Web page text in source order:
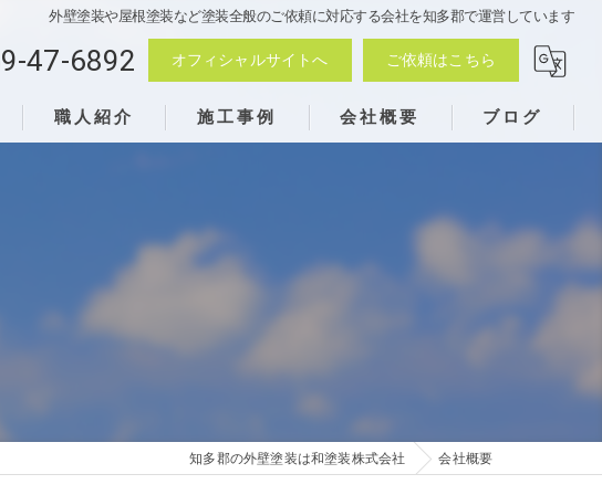
外壁塗装や屋根塗装など塗装全般のご依頼に対応する会社を知多郡で運営しています
47-6892 オフィシャルサイトへ ご依頼はこちら
職人紹介 施工事例 会社概要 ブログ
知多郡の外壁塗装は和塗装株式会社 会社概要